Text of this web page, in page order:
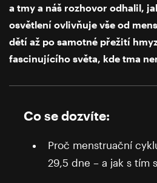
a tmy a náš rozhovor odhalil,
osvětlení ovlivňuje vše od
dětí až po samotné přežití
fascinujícího světa, kde tma
Co se dozvíte:
Proč menstruační
29,5 dne – a jak s tím